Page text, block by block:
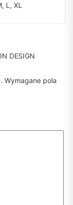
L, XL
DESIGN
Wymagane pola